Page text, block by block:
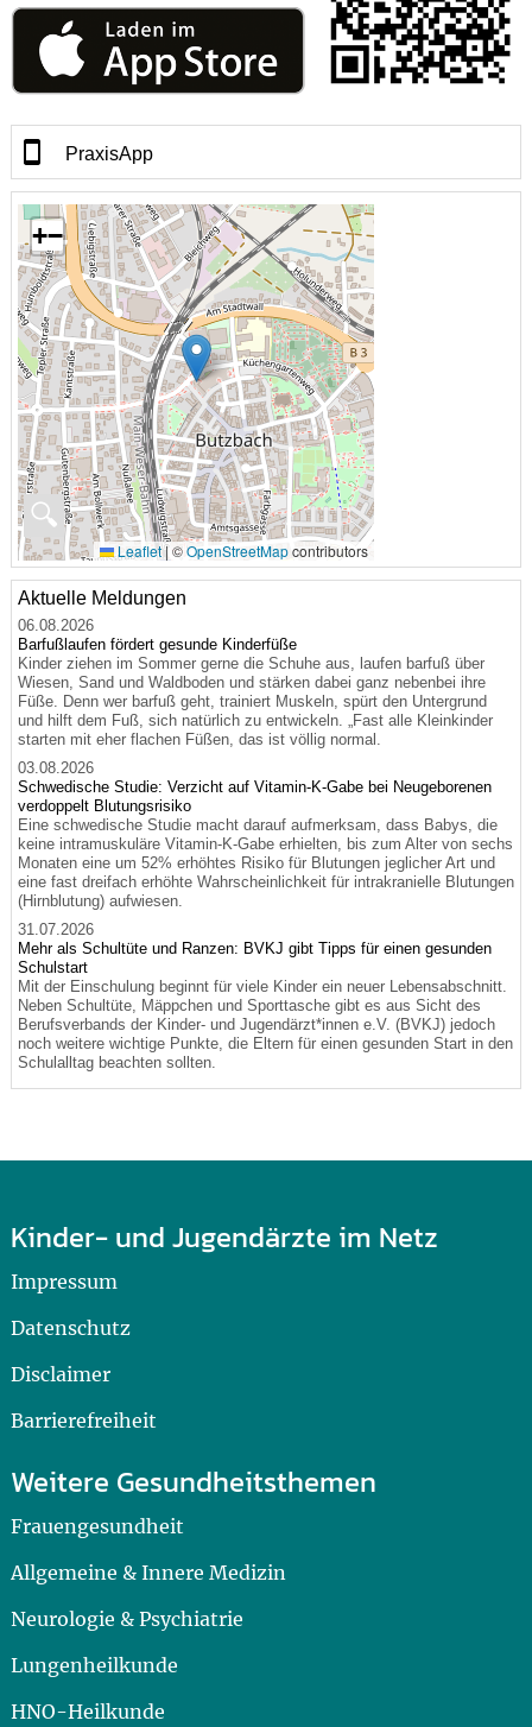
PraxisApp
🔍
+−
Leaflet|©OpenStreetMapcontributors
Aktuelle Meldungen
06.08.2026
Barfußlaufen fördert gesunde Kinderfüße
Kinder ziehen im Sommer gerne die Schuhe aus, laufen barfuß über
Wiesen, Sand und Waldboden und stärken dabei ganz nebenbei ihre
Füße. Denn wer barfuß geht, trainiert Muskeln, spürt den Untergrund
und hilft dem Fuß, sich natürlich zu entwickeln. „Fast alle Kleinkinder
starten mit eher flachen Füßen, das ist völlig normal.
03.08.2026
Schwedische Studie: Verzicht auf Vitamin-K-Gabe bei Neugeborenen
verdoppelt Blutungsrisiko
Eine schwedische Studie macht darauf aufmerksam, dass Babys, die
keine intramuskuläre Vitamin-K-Gabe erhielten, bis zum Alter von sechs
Monaten eine um 52% erhöhtes Risiko für Blutungen jeglicher Art und
eine fast dreifach erhöhte Wahrscheinlichkeit für intrakranielle Blutungen
(Hirnblutung) aufwiesen.
31.07.2026
Mehr als Schultüte und Ranzen: BVKJ gibt Tipps für einen gesunden
Schulstart
Mit der Einschulung beginnt für viele Kinder ein neuer Lebensabschnitt.
Neben Schultüte, Mäppchen und Sporttasche gibt es aus Sicht des
Berufsverbands der Kinder- und Jugendärzt*innen e.V. (BVKJ) jedoch
noch weitere wichtige Punkte, die Eltern für einen gesunden Start in den
Schulalltag beachten sollten.
Kinder- und Jugendärzte im Netz
Impressum
Datenschutz
Disclaimer
Barrierefreiheit
Weitere Gesundheitsthemen
Frauengesundheit
Allgemeine & Innere Medizin
Neurologie & Psychiatrie
Lungenheilkunde
HNO-Heilkunde